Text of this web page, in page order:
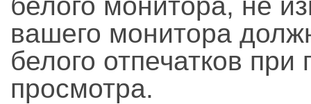
вашего монитора
белого отпечатков
просмотра.